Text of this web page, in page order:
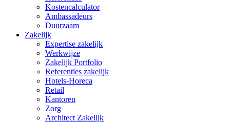
Kostencalculator
Ambassadeurs
Duurzaam
Zakelijk
Expertise zakelijk
Werkwijze
Zakelijk Portfolio
Referenties zakelijk
Hotels-Horeca
Retail
Kantoren
Zorg
Architect Zakelijk